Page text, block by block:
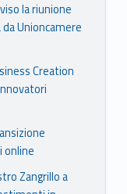
la riunione
Unioncamere
Creation
online
Zangrillo a